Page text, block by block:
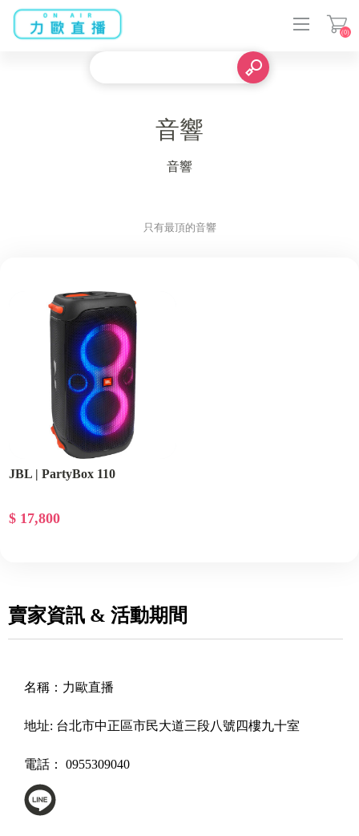
(0)
音響
音響
只有最頂的音響
JBL | PartyBox 110
$ 17,800
賣家資訊 & 活動期間
名稱： 力歐直播
地址: 台北市中正區市民大道三段八號四樓九十室
電話： 0955309040